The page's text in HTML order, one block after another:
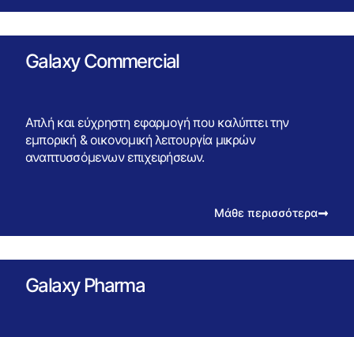
Galaxy Commercial
Απλή και εύχρηστη εφαρμογή που καλύπτει την
εμπορική & οικονομική λειτουργία μικρών
αναπτυσσόμενων επιχειρήσεων.
Μάθε περισσότερα
Galaxy Pharma